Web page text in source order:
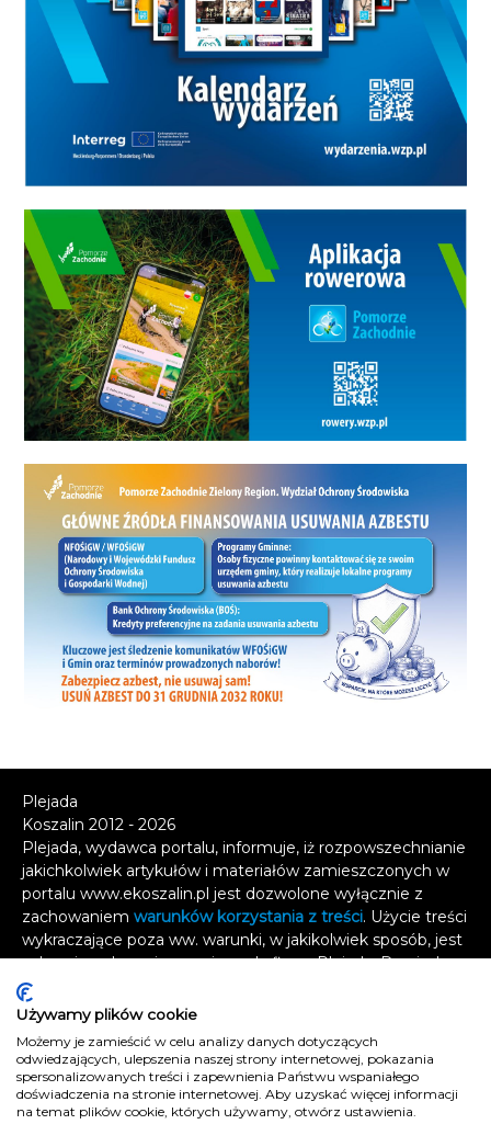
Plejada
Koszalin 2012 - 2026
Plejada, wydawca portalu, informuje, iż rozpowszechnianie
jakichkolwiek artykułów i materiałów zamieszczonych w
portalu www.ekoszalin.pl jest dozwolone wyłącznie z
zachowaniem warunków korzystania z treści. Użycie treści
wykraczające poza ww. warunki, w jakikolwiek sposób, jest
zabronione bez pisemnej zgody firmy Plejada. Dowiedz
się, w jaki sposób możesz uzyskać
wykorzystanie treści.
Naruszenie tych zasad jest łamaniem prawa i grozi
odpowiedzialnością karną.
Wszelkie prawa zastrzeżone.
Używamy plików cookie
Możemy je zamieścić w celu analizy danych dotyczących
odwiedzających, ulepszenia naszej strony internetowej, pokazania
spersonalizowanych treści i zapewnienia Państwu wspaniałego
doświadczenia na stronie internetowej. Aby uzyskać więcej informacji
na temat plików cookie, których używamy, otwórz ustawienia.